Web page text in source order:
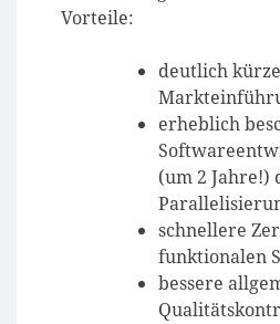
Vorteile:
deutlich
erheblich
(um 2 Jahre!)
schnellere
funktionalen
bessere